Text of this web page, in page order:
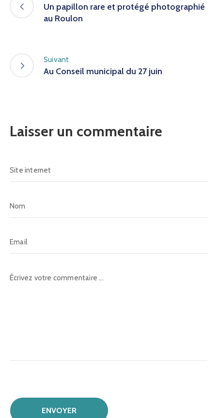
Un papillon rare et protégé photographié
au Roulon
Suivant
Au Conseil municipal du 27 juin
Laisser un commentaire